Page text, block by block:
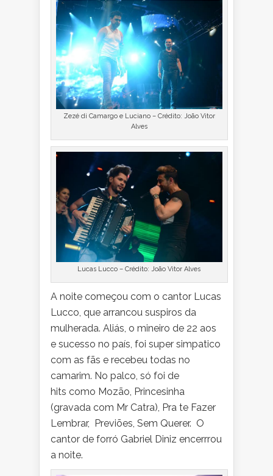
Zezé di Camargo e Luciano – Crédito: João Vitor
Alves
Lucas Lucco – Crédito: João Vitor Alves
A noite começou com o cantor Lucas
Lucco, que arrancou suspiros da
mulherada. Aliás, o mineiro de 22 aos
e sucesso no país, foi super simpatico
com as fãs e recebeu todas no
camarim. No palco, só foi de
hits como Mozão, Princesinha
(gravada com Mr Catra), Pra te Fazer
Lembrar, Previões, Sem Querer. O
cantor de forró Gabriel Diniz encerrrou
a noite.